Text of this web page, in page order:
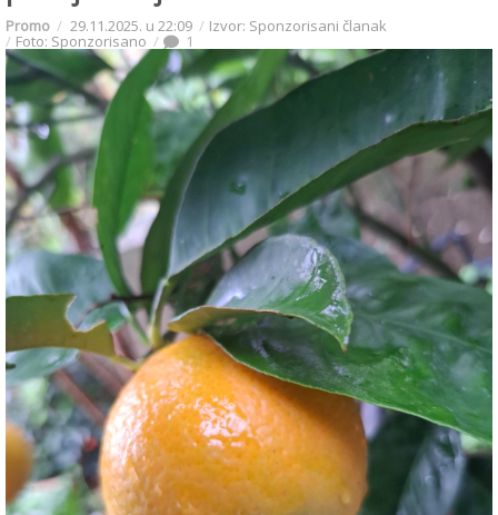
Promo 29.11.2025. u 22:09 Izvor: Sponzorisani članak
Foto: Sponzorisano 1